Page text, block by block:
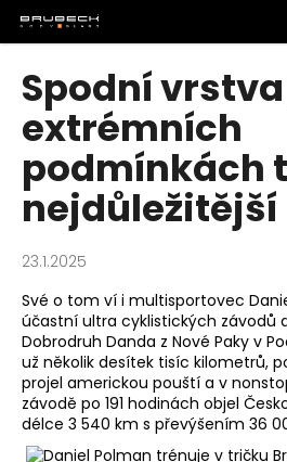
obsah
Spodní
extrémních
podmínkách
nejdůležitější
23.1.2025
Své o tom ví i multisportovec
účastní ultra cyklistických závodů
Dobrodruh Danda z Nové Paky v
už několik desítek tisíc kilometrů,
projel americkou pouští a v
závodě po 191 hodinách objel
délce 3 540 km s převýšením 36
o
C
o
p
o
t
ř
e
b
u
j
e
t